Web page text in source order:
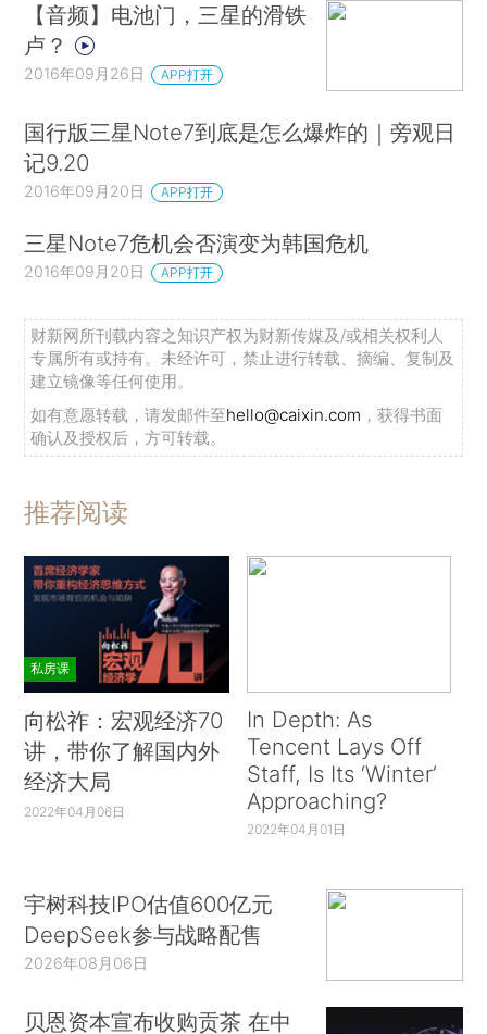
【音频】电池门，三星的滑铁
卢？
2016年09月26日 APP打开
国行版三星Note7到底是怎么爆炸的｜旁观日
记9.20
2016年09月20日 APP打开
三星Note7危机会否演变为韩国危机
2016年09月20日 APP打开
财新网所刊载内容之知识产权为财新传媒及/或相关权利人
专属所有或持有。未经许可，禁止进行转载、摘编、复制及
建立镜像等任何使用。
如有意愿转载，请发邮件至hello@caixin.com ，获得书面
确认及授权后，方可转载。
推荐阅读
私房课
向松祚：宏观经济70
讲，带你了解国内外
经济大局
2022年04月06日
In Depth: As
Tencent Lays Off
Staff, Is Its ‘Winter’
Approaching?
2022年04月01日
宇树科技IPO估值600亿元
DeepSeek参与战略配售
2026年08月06日
贝恩资本宣布收购贡茶 在中